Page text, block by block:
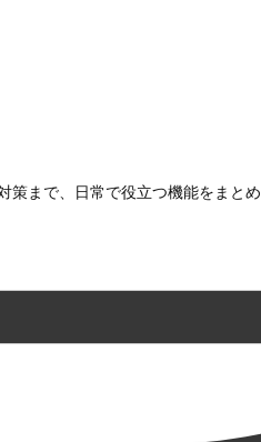
策まで、日常で役立つ機能をまと